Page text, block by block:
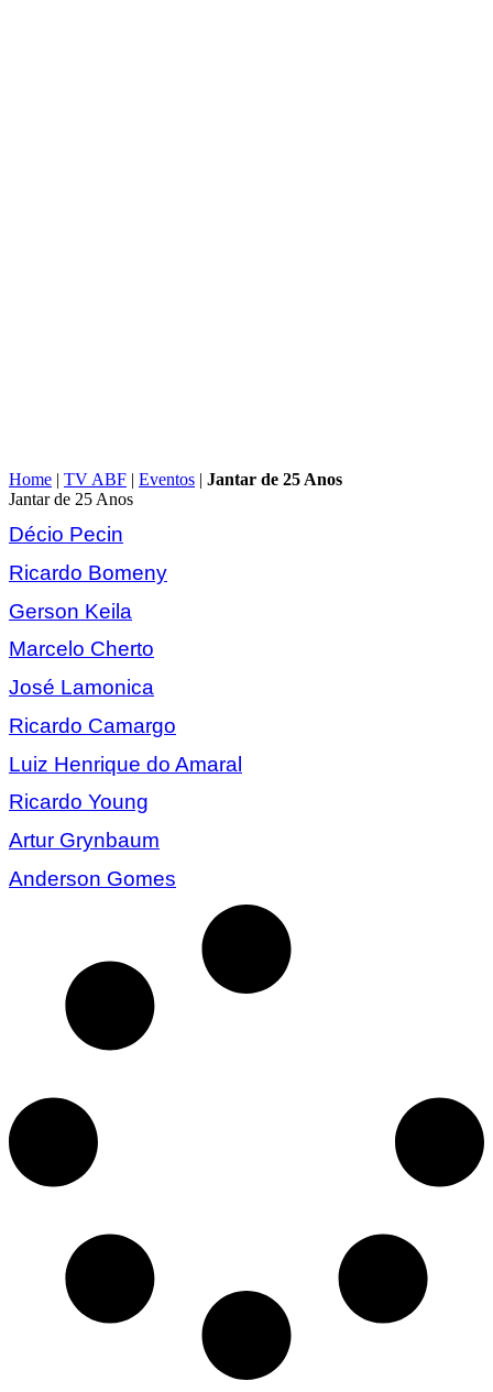
Home | TV ABF | Eventos | Jantar de 25 Anos
Jantar de 25 Anos
Décio Pecin
Ricardo Bomeny
Gerson Keila
Marcelo Cherto
José Lamonica
Ricardo Camargo
Luiz Henrique do Amaral
Ricardo Young
Artur Grynbaum
Anderson Gomes